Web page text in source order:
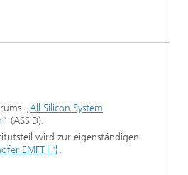
„All Silicon System
“ (ASSID).
wird zur eigenständigen
EMFT .